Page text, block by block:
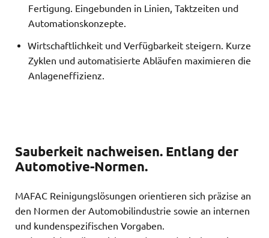
Fertigung. Eingebunden in Linien, Taktzeiten und
Automationskonzepte.
Wirtschaftlichkeit und Verfügbarkeit steigern. Kurze
Zyklen und automatisierte Abläufen maximieren die
Anlageneffizienz.
Sauberkeit nachweisen. Entlang der
Automotive-Normen.
MAFAC Reinigungslösungen orientieren sich präzise an
den Normen der Automobilindustrie sowie an internen
und kundenspezifischen Vorgaben.